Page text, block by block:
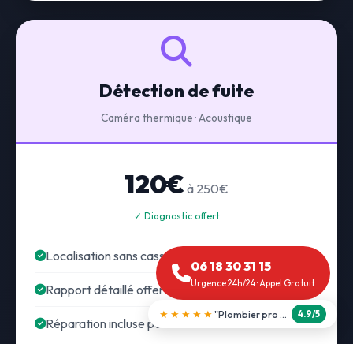
Détection de fuite
Caméra thermique · Acoustique
120€ à 250€
✓ Diagnostic offert
Localisation sans casse
Rapport détaillé offert
Réparation incluse possible
06 18 30 31 15
Urgence 24h/24 · Appel Gratuit
★★★★★ "Débouchage WC en 30 min" 5.0/5